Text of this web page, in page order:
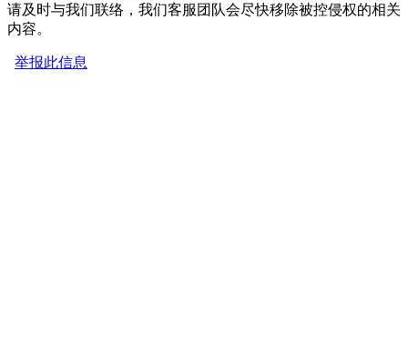
请及时与我们联络，我们客服团队会尽快移除被控侵权的相关
内容。
举报此信息